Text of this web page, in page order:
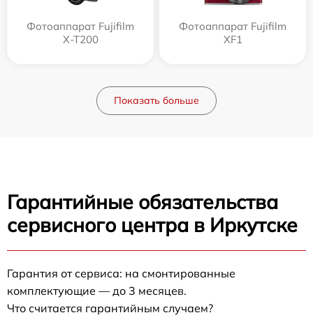
Фотоаппарат Fujifilm
X-T200
Фотоаппарат Fujifilm
XF1
Показать больше
Гарантийные обязательства
сервисного центра в Иркутске
Гарантия от сервиса: на смонтированные
комплектующие — до 3 месяцев.
Что считается гарантийным случаем?